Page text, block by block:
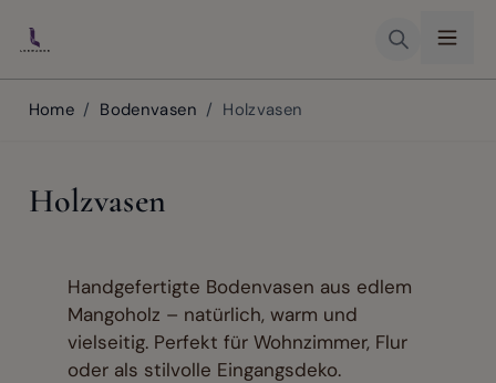
Home / Bodenvasen / Holzvasen
Holzvasen
Handgefertigte Bodenvasen aus edlem
Mangoholz – natürlich, warm und
vielseitig. Perfekt für Wohnzimmer, Flur
oder als stilvolle Eingangsdeko.